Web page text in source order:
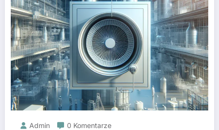
Admin 0 Komentarze